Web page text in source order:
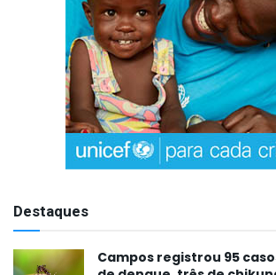
Destaques
Campos registrou 95